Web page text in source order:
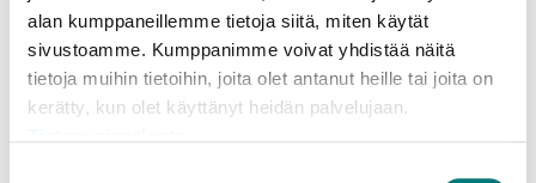
alan kumppaneillemme tietoja siitä, miten käytät
sivustoamme. Kumppanimme voivat yhdistää näitä
tietoja muihin tietoihin, joita olet antanut heille tai joita on
kerätty, kun olet käyttänyt heidän palvelujaan.
asiakaslehtiRoskis.
Lajittelu ja jätehuoltopalvelut ovat lisääntyneet ja
monipuolistuneet vuosien aikana. Moni kaipaakin